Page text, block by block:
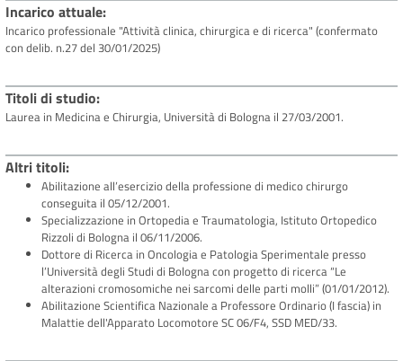
Incarico attuale
Incarico professionale "Attività clinica, chirurgica e di ricerca" (confermato
con delib. n.27 del 30/01/2025)
Titoli di studio
Laurea in Medicina e Chirurgia, Università di Bologna il 27/03/2001.
Altri titoli
Abilitazione all’esercizio della professione di medico chirurgo
conseguita il 05/12/2001.
Specializzazione in Ortopedia e Traumatologia, Istituto Ortopedico
Rizzoli di Bologna il 06/11/2006.
Dottore di Ricerca in Oncologia e Patologia Sperimentale presso
l’Università degli Studi di Bologna con progetto di ricerca “Le
alterazioni cromosomiche nei sarcomi delle parti molli” (01/01/2012).
Abilitazione Scientifica Nazionale a Professore Ordinario (I fascia) in
Malattie dell'Apparato Locomotore SC 06/F4, SSD MED/33.